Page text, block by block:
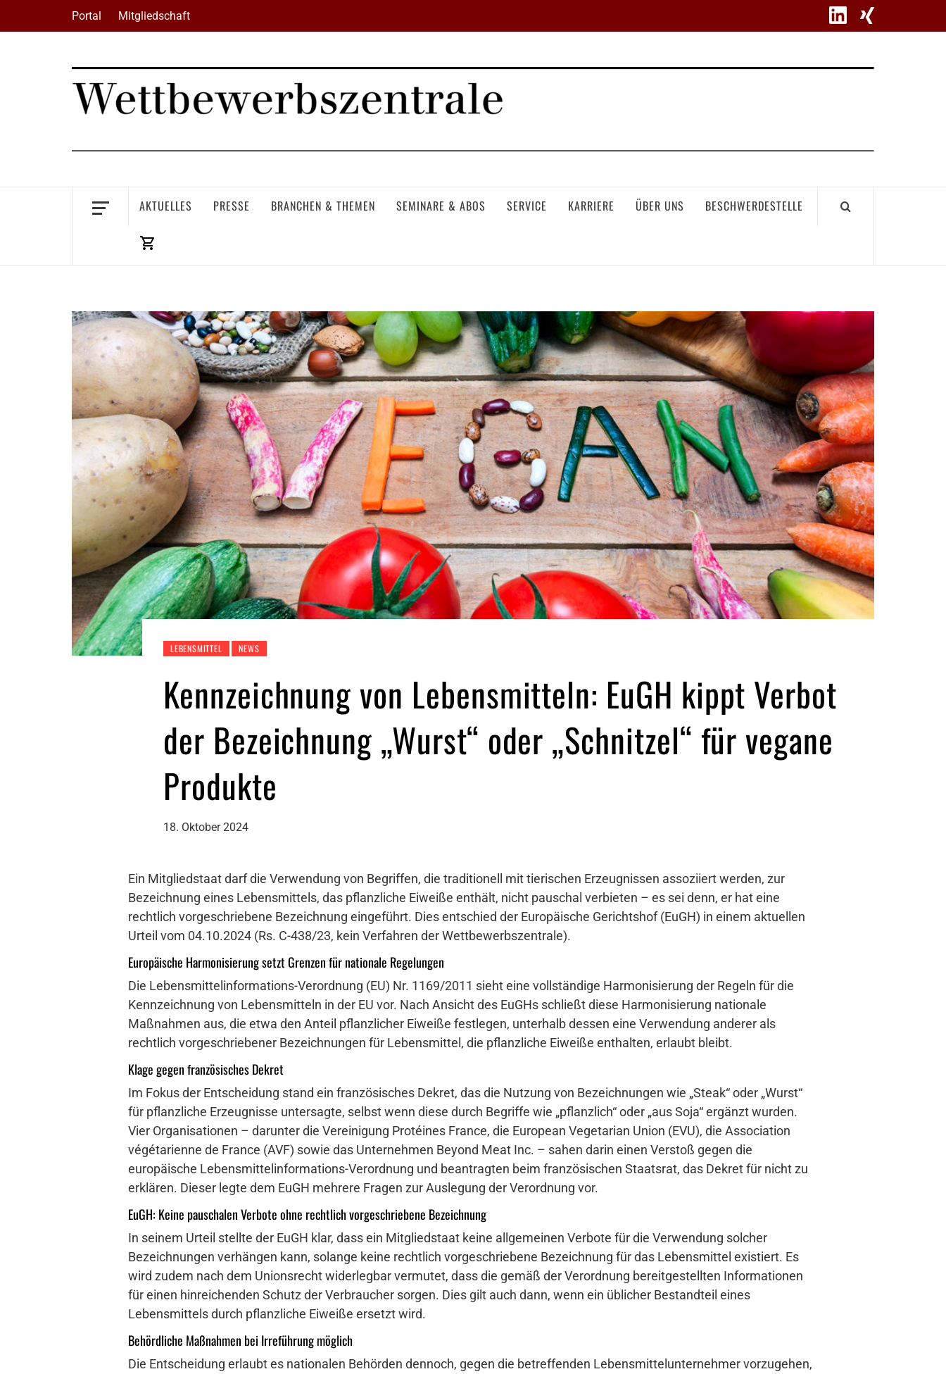
Portal Mitgliedschaft
AKTUELLES PRESSE BRANCHEN & THEMEN SEMINARE & ABOS SERVICE KARRIERE ÜBER UNS BESCHWERDESTELLE
LEBENSMITTEL NEWS
Kennzeichnung von Lebensmitteln: EuGH kippt Verbot
der Bezeichnung „Wurst“ oder „Schnitzel“ für vegane
Produkte
18. Oktober 2024
Ein Mitgliedstaat darf die Verwendung von Begriffen, die traditionell mit tierischen Erzeugnissen assoziiert werden, zur
Bezeichnung eines Lebensmittels, das pflanzliche Eiweiße enthält, nicht pauschal verbieten – es sei denn, er hat eine
rechtlich vorgeschriebene Bezeichnung eingeführt. Dies entschied der Europäische Gerichtshof (EuGH) in einem aktuellen
Urteil vom 04.10.2024 (Rs. C-438/23, kein Verfahren der Wettbewerbszentrale).
Europäische Harmonisierung setzt Grenzen für nationale Regelungen
Die Lebensmittelinformations-Verordnung (EU) Nr. 1169/2011 sieht eine vollständige Harmonisierung der Regeln für die
Kennzeichnung von Lebensmitteln in der EU vor. Nach Ansicht des EuGHs schließt diese Harmonisierung nationale
Maßnahmen aus, die etwa den Anteil pflanzlicher Eiweiße festlegen, unterhalb dessen eine Verwendung anderer als
rechtlich vorgeschriebener Bezeichnungen für Lebensmittel, die pflanzliche Eiweiße enthalten, erlaubt bleibt.
Klage gegen französisches Dekret
Im Fokus der Entscheidung stand ein französisches Dekret, das die Nutzung von Bezeichnungen wie „Steak“ oder „Wurst“
für pflanzliche Erzeugnisse untersagte, selbst wenn diese durch Begriffe wie „pflanzlich“ oder „aus Soja“ ergänzt wurden.
Vier Organisationen – darunter die Vereinigung Protéines France, die European Vegetarian Union (EVU), die Association
végétarienne de France (AVF) sowie das Unternehmen Beyond Meat Inc. – sahen darin einen Verstoß gegen die
europäische Lebensmittelinformations-Verordnung und beantragten beim französischen Staatsrat, das Dekret für nicht zu
erklären. Dieser legte dem EuGH mehrere Fragen zur Auslegung der Verordnung vor.
EuGH: Keine pauschalen Verbote ohne rechtlich vorgeschriebene Bezeichnung
In seinem Urteil stellte der EuGH klar, dass ein Mitgliedstaat keine allgemeinen Verbote für die Verwendung solcher
Bezeichnungen verhängen kann, solange keine rechtlich vorgeschriebene Bezeichnung für das Lebensmittel existiert. Es
wird zudem nach dem Unionsrecht widerlegbar vermutet, dass die gemäß der Verordnung bereitgestellten Informationen
für einen hinreichenden Schutz der Verbraucher sorgen. Dies gilt auch dann, wenn ein üblicher Bestandteil eines
Lebensmittels durch pflanzliche Eiweiße ersetzt wird.
Behördliche Maßnahmen bei Irreführung möglich
Die Entscheidung erlaubt es nationalen Behörden dennoch, gegen die betreffenden Lebensmittelunternehmer vorzugehen,